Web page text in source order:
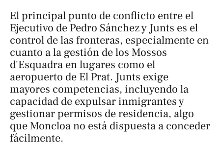
El principal punto de conflicto entre el
Ejecutivo de Pedro Sánchez y Junts es el
control de las fronteras, especialmente en
cuanto a la gestión de los Mossos
d'Esquadra en lugares como el
aeropuerto de El Prat. Junts exige
mayores competencias, incluyendo la
capacidad de expulsar inmigrantes y
gestionar permisos de residencia, algo
que Moncloa no está dispuesta a conceder
fácilmente.